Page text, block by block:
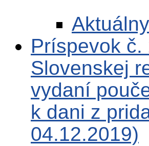
Príspevok
Slovenskej
vydaní
k dani z
04.12.2019)